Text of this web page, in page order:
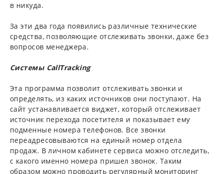
в никуда.
За эти два года появились различные технические
средства, позволяющие отслеживать звонки, даже без
вопросов менеджера.
Системы CallTracking
Эта программа позволит отслеживать звонки и
определять, из каких источников они поступают. На
сайт устанавливается виджет, который отслеживает
источник перехода посетителя и показывает ему
подменные номера телефонов. Все звонки
переадресовываются на единый номер отдела
продаж. В личном кабинете сервиса можно отследить,
с какого именно номера пришел звонок. Таким
образом можно проводить регулярный мониторинг